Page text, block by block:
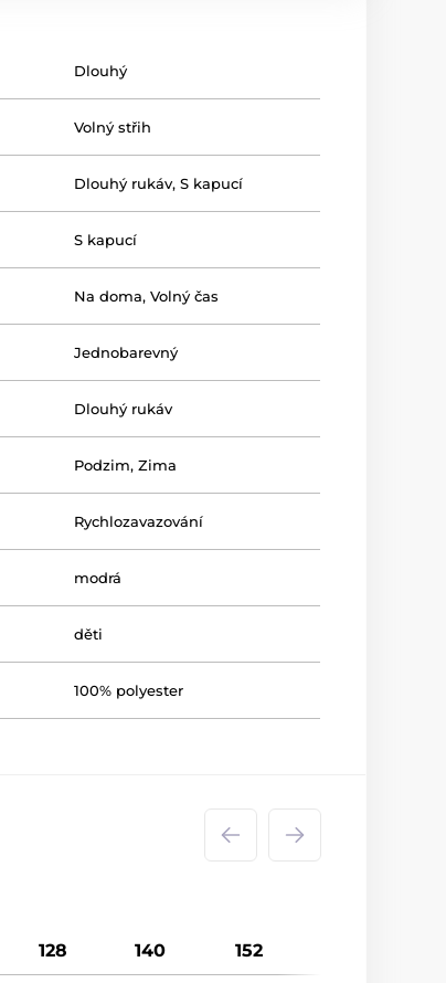
Dlouhý
Volný střih
Dlouhý rukáv,S kapucí
S kapucí
Na doma,Volný čas
Jednobarevný
Dlouhý rukáv
Podzim,Zima
Rychlozavazování
modrá
děti
100% polyester
128 140 152